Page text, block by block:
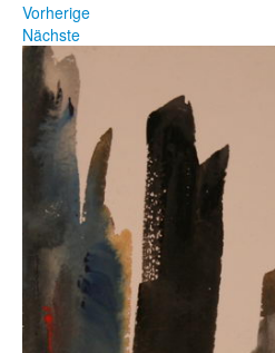
Texte
Sammlungen
Museen
Vorherige
Nächste